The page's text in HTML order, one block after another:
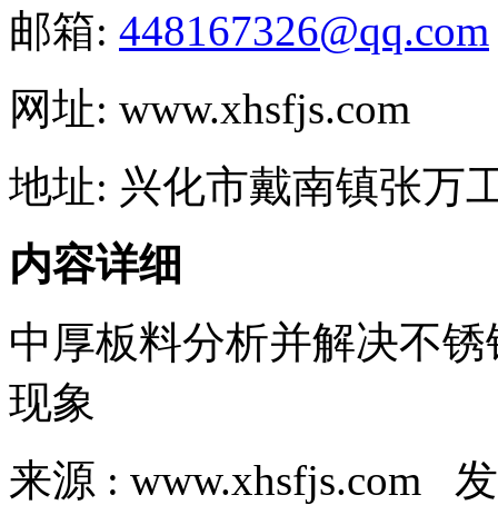
邮箱: 448167326@qq.com
网址: www.xhsfjs.com
地址: 兴化市戴南镇张万
内容详细
中厚板料分析并解决不
现象
来源 : www.xhsfjs.com